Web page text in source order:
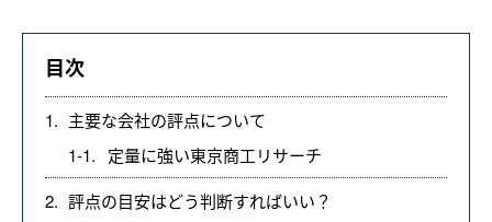
目次
1. 主要な会社の評点について
1-1.
定量に強い東京商工リサーチ
2. 評点の目安はどう判断すればいい？